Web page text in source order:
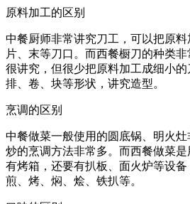
原料加工的区别
中餐厨师非常讲究刀工，可以把原料
片、末等刀口。而西餐橱刀的种类
很讲究，但很少把原料加工成细小
排、卷、块等形状，讲究造型。
烹调的区别
中餐做菜一般使用的圆底锅、明火
炒的烹调方法非常多。而西餐做菜
有烤箱，还要有扒板、面火炉等设
煎、烤、焖、烩、铁扒等。